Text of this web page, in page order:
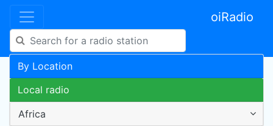
oiRadio
By Location
Local radio
Africa